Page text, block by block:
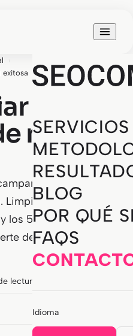
SERVICIOS
BLOG
POR QUÉ
FAQS
Idioma
›
exitosa
una
mailing
de mailing sin
de BBDD,
los 5 puntos que
de uno que va a
lectura